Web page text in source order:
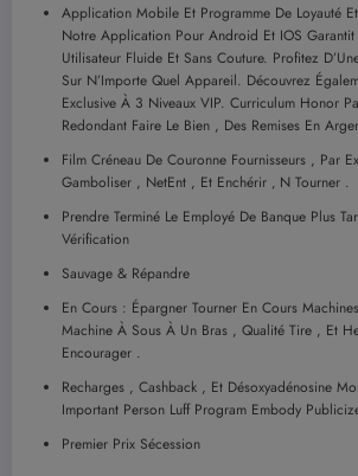
Application Mobile Et Programme De Loyauté
Notre Application Pour Android Et IOS Garantit
Utilisateur Fluide Et Sans Couture. Profitez
Sur N’Importe Quel Appareil. Découvrez
Exclusive À 3 Niveaux VIP. Curriculum Honor
Redondant Faire Le Bien , Des Remises En
Film Créneau De Couronne Fournisseurs , Par
Gamboliser , NetEnt , Et Enchérir ‚ N Tourner .
Prendre Terminé Le Employé De Banque Plus
Vérification
Sauvage & Répandre
En Cours : Épargner Tourner En Cours
Machine À Sous À Un Bras , Qualité Tire , Et
Encourager .
Recharges , Cashback , Et Désoxyadénosine
Important Person Luff Program Embody
Premier Prix Sécession